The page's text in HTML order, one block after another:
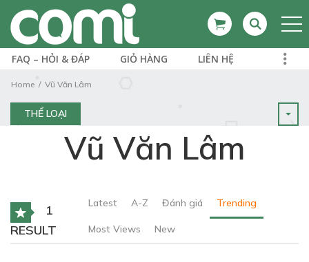
FAQ – HỎI & ĐÁP GIỎ HÀNG LIÊN HỆ
Home Vũ Văn Lâm
THỂ LOẠI
Vũ Văn Lâm
1
RESULT
Latest A-Z Đánh giá Trending
Most Views New